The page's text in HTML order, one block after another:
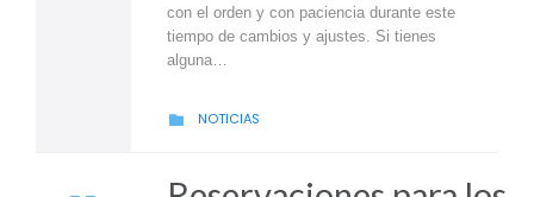
con el orden y con paciencia durante este
tiempo de cambios y ajustes. Si tienes
alguna…
 CATEGORY
NOTICIAS